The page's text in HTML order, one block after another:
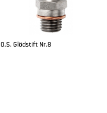
O.S. Glödstift Nr.8